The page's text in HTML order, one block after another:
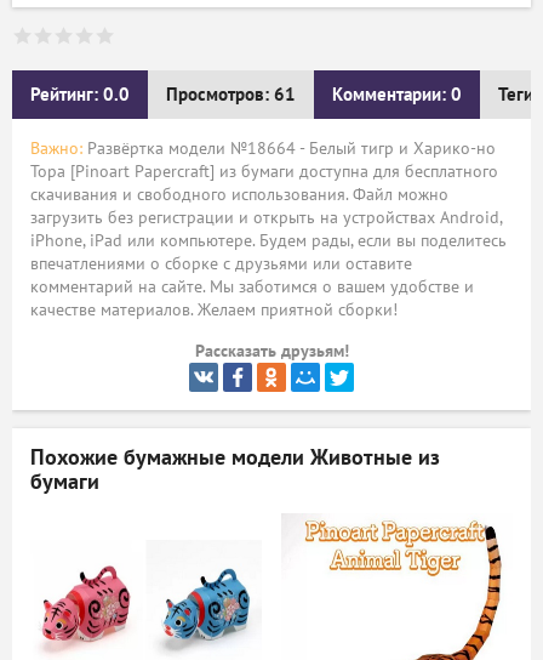
Рейтинг: 0.0 Просмотров: 61 Комментарии: 0 Теги:
Важно: Развёртка модели №18664 - Белый тигр и Харико-но
Тора [Pinoart Papercraft] из бумаги доступна для бесплатного
скачивания и свободного использования. Файл можно
загрузить без регистрации и открыть на устройствах Android,
iPhone, iPad или компьютере. Будем рады, если вы поделитесь
впечатлениями о сборке с друзьями или оставите
комментарий на сайте. Мы заботимся о вашем удобстве и
качестве материалов. Желаем приятной сборки!
Рассказать друзьям!
Похожие бумажные модели Животные из
бумаги